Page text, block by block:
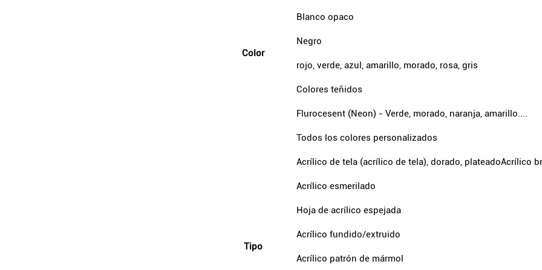
Color
Blanco opaco
Negro
rojo, verde, azul, amarillo, morado, rosa, gris
Colores teñidos
Flurocesent (Neon) - Verde, morado, naranja, amarillo....
Todos los colores personalizados
Tipo
Acrílico de tela (acrílico de tela), dorado, plateadoAcrílico
Acrílico esmerilado
Hoja de acrílico espejada
Acrílico fundido/extruido
Acrílico patrón de mármol